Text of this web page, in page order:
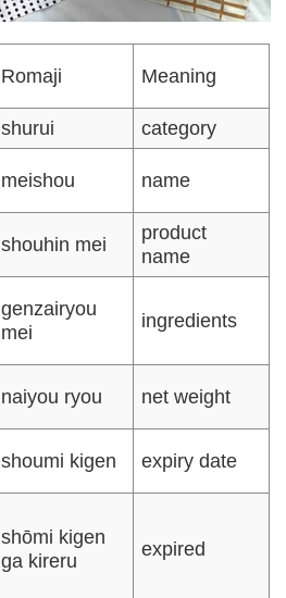
Romaji Meaning
shurui category
meishou name
shouhin mei
product
name
genzairyou
mei
ingredients
naiyou ryou net weight
shoumi kigen expiry date
shōmi kigen
ga kireru
expired